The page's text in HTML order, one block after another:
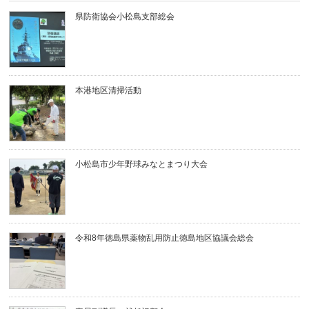
県防衛協会小松島支部総会
本港地区清掃活動
小松島市少年野球みなとまつり大会
令和8年徳島県薬物乱用防止徳島地区協議会総会